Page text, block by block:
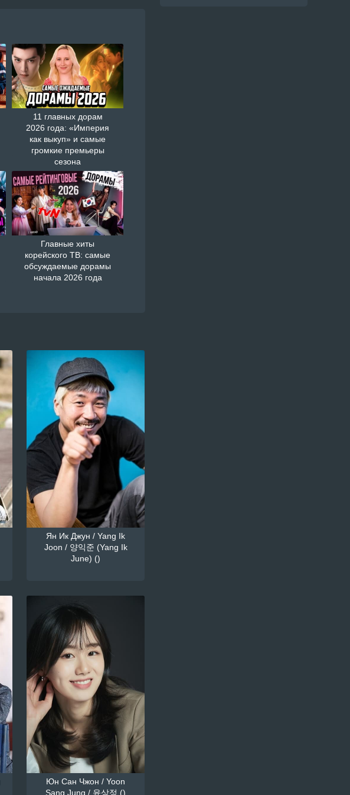
11 главных дорам
2026 года: «Империя
как выкуп» и самые
громкие премьеры
сезона
Главные хиты
корейского ТВ: самые
обсуждаемые дорамы
начала 2026 года
Ян Ик Джун / Yang Ik
Joon / 양익준 (Yang Ik
June) ()
Юн Сан Чжон / Yoon
Sang Jung / 윤상정 ()